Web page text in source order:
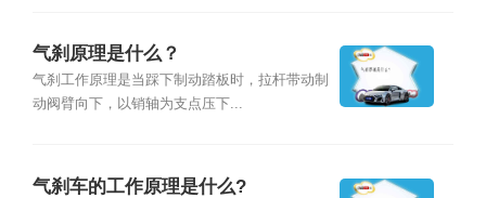
气刹原理是什么？
气刹工作原理是当踩下制动踏板时，拉杆带动制
动阀臂向下，以销轴为支点压下...
气刹车的工作原理是什么?